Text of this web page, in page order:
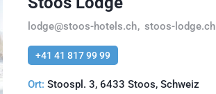
lodge@stoos-hotels.ch, stoos-lodge.ch
+41 41 817 99 99
Ort: Stoospl. 3, 6433 Stoos, Schweiz